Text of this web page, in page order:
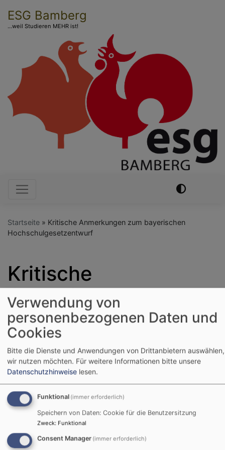
zum
Inhalt
ESG Bamberg
...weil Studieren MEHR ist!
Hauptnavigation
Startseite
Kritische Anmerkungen zum bayerischen
Hochschulgesetzentwurf
Kritische
Anmerkungen zum
bayerischen
des Hochschulgesetzes in
Bayern kann man einige
Anfragen stellen. Wir
Verwendung von
personenbezogenen Daten und
Cookies
Bitte die Dienste und Anwendungen von Drittanbietern
wir nutzen möchten. Für weitere Informationen bitte unsere
Datenschutzhinweise lesen.
Funktional (immer erforderlich)
Speichern von Daten: Cookie für die Benutzersitzung
Zweck: Funktional
Consent Manager (immer erforderlich)